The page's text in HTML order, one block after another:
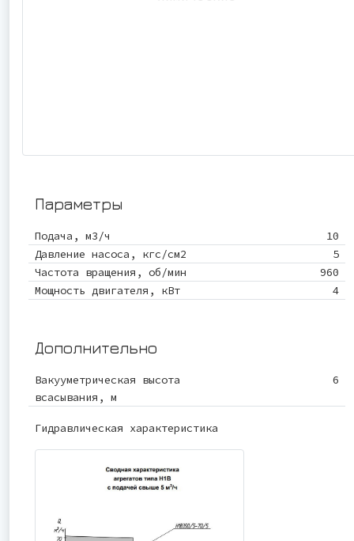
Параметры
Подача, м3/ч
10
Давление насоса, кгс/см2
5
Частота вращения, об/мин
960
Мощность двигателя, кВт
4
Дополнительно
Вакууметрическая высота
всасывания, м
6
Гидравлическая характеристика